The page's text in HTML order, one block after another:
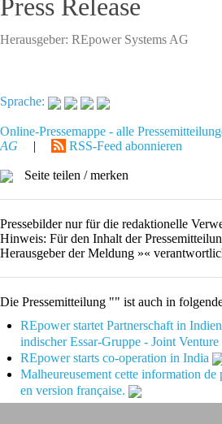
Press Release
Herausgeber: REpower Systems AG
Sprache:
Online-Pressemappe - alle
AG
| RSS-Feed abonnieren
Seite teilen / merken
Pressebilder nur für die redaktionelle
Hinweis: Für den Inhalt der
Herausgeber der Meldung »«
Die Pressemitteilung "" ist auch in
REpower startet Partnerschaft in
indischer Essar-Gruppe - Joint
REpower starts co-operation in India
Malheureusement cette information de
en version française.